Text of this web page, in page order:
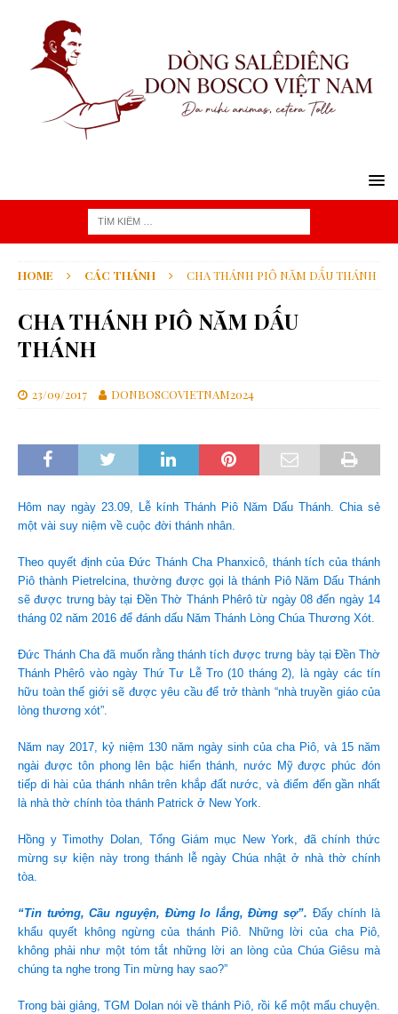
HOME CÁC THÁNH CHA THÁNH PIÔ NĂM DẤU THÁNH
CHA THÁNH PIÔ NĂM DẤU
THÁNH
23/09/2017 DONBOSCOVIETNAM2024
Hôm nay ngày 23.09, Lễ kính Thánh Piô Năm Dấu Thánh. Chia sẻ
một vài suy niệm về cuộc đời thánh nhân.
Theo quyết định của Đức Thánh Cha Phanxicô, thánh tích của thánh
Piô thành Pietrelcina, thường được gọi là thánh Piô Năm Dấu Thánh
sẽ được trưng bày tại Đền Thờ Thánh Phêrô từ ngày 08 đến ngày 14
tháng 02 năm 2016 để đánh dấu Năm Thánh Lòng Chúa Thương Xót.
Đức Thánh Cha đã muốn rằng thánh tích được trưng bày tại Đền Thờ
Thánh Phêrô vào ngày Thứ Tư Lễ Tro (10 tháng 2), là ngày các tín
hữu toàn thế giới sẽ được yêu cầu để trở thành “nhà truyền giáo của
lòng thương xót”.
Năm nay 2017, kỷ niệm 130 năm ngày sinh của cha Piô, và 15 năm
ngài được tôn phong lên bậc hiển thánh, nước Mỹ được phúc đón
tiếp di hài của thánh nhân trên khắp đất nước, và điểm đến gần nhất
là nhà thờ chính tòa thánh Patrick ở New York.
Hồng y Timothy Dolan, Tổng Giám mục New York, đã chính thức
mừng sự kiện này trong thánh lễ ngày Chúa nhật ở nhà thờ chính
tòa.
“Tin tưởng, Cầu nguyện, Đừng lo lắng, Đừng sợ”. Đấy chính là
khẩu quyết không ngừng của thánh Piô. Những lời của cha Piô,
không phải như một tóm tắt những lời an lòng của Chúa Giêsu mà
chúng ta nghe trong Tin mừng hay sao?”
Trong bài giảng, TGM Dolan nói về thánh Piô, rồi kể một mẩu chuyện.